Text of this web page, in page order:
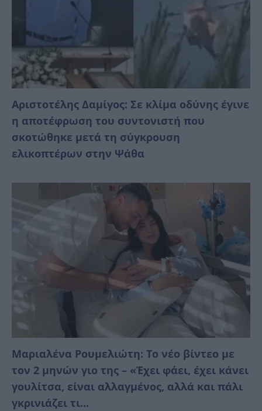
Αριστοτέλης Δαμίγος: Σε κλίμα οδύνης έγινε
η αποτέφρωση του συντονιστή που
σκοτώθηκε μετά τη σύγκρουση
ελικοπτέρων στην Ψάθα
Μαριαλένα Ρουμελιώτη: Το νέο βίντεο με
τον 2 μηνών γιο της – «Έχει φάει, έχει κάνει
γουλίτσα, είναι αλλαγμένος, αλλά και πάλι
γκρινιάζει τι...